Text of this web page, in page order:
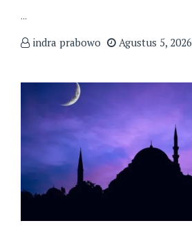
...
indra prabowo Agustus 5, 2026